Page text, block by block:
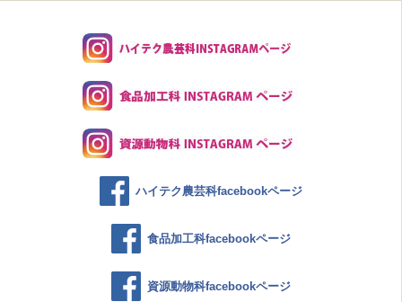
ハイテク農芸科facebookページ
食品加工科facebookページ
資源動物科facebookページ